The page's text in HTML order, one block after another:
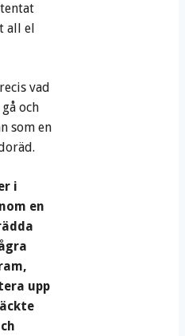
all el
vad
och
som en
i
en
upp